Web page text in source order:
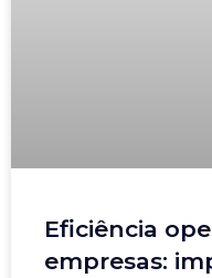
Eficiência
empresas: